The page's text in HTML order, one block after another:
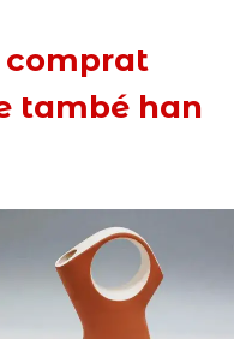
comprat
també han